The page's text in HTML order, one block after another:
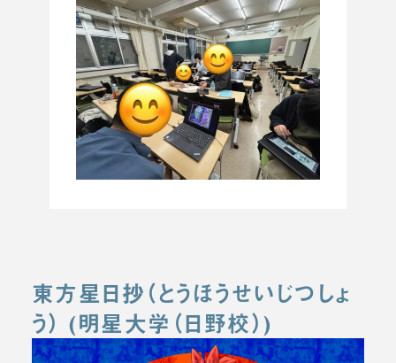
東方星日抄（とうほうせいじつしょ
う） (明星大学（日野校）)